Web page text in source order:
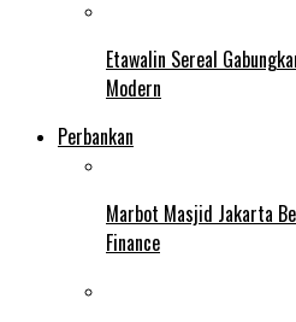
Etawalin Sereal
Modern
Perbankan
Marbot Masjid Jakarta
Finance